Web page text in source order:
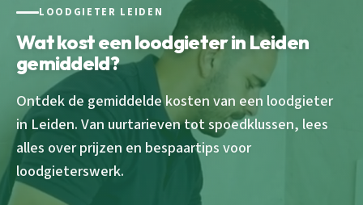
LOODGIETER LEIDEN
Wat kost een loodgieter in Leiden
gemiddeld?
Ontdek de gemiddelde kosten van een loodgieter
in Leiden. Van uurtarieven tot spoedklussen, lees
alles over prijzen en bespaartips voor
loodgieterswerk.